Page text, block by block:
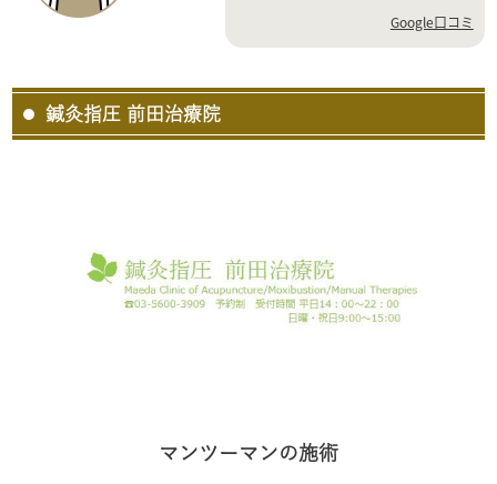
Google口コミ
鍼灸指圧 前田治療院
マンツーマンの施術